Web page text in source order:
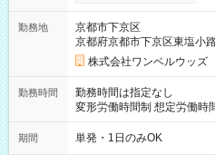
勤務地
京都市下京区
京都府京都市下京区東塩小
株式会社ワンベルウッズ
勤務時間
勤務時間は指定なし
変形労働時間制 想定労働時間160時間/月
00～20：00
期間 単発・1日のみOK